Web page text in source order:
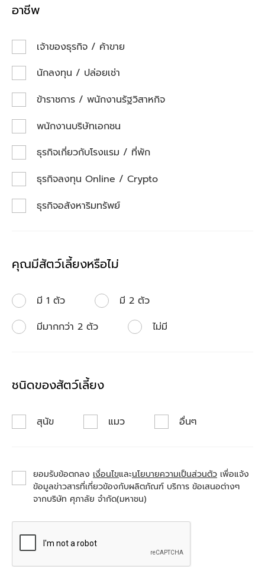
อาชีพ
เจ้าของธุรกิจ / ค้าขาย
นักลงทุน / ปล่อยเช่า
ข้าราชการ / พนักงานรัฐวิสาหกิจ
พนักงานบริษัทเอกชน
ธุรกิจเกี่ยวกับโรงแรม / ที่พัก
ธุรกิจลงทุน Online / Crypto
ธุรกิจอสังหาริมทรัพย์
คุณมีสัตว์เลี้ยงหรือไม่
มี 1 ตัว
มี 2 ตัว
มีมากกว่า 2 ตัว
ไม่มี
ชนิดของสัตว์เลี้ยง
สุนัข แมว อื่นๆ
ยอมรับข้อตกลง เงื่อนไขและนโยบายความเป็นส่วนตัว เพื่อแจ้ง
ข้อมูลข่าวสารที่เกี่ยวข้องกับผลิตภัณฑ์ บริการ ข้อเสนอต่างๆ
จากบริษัท ศุภาลัย จำกัด(มหาชน)